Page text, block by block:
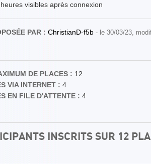
visibles après connexion
PAR : ChristianD-f5b - le 30/03/23,
DE PLACES : 12
VIA INTERNET : 4
EN FILE D'ATTENTE : 4
INSCRITS SUR 12